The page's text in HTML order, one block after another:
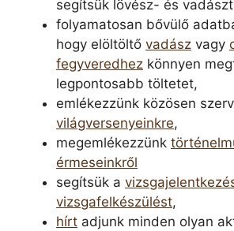
segítsük lövész- és
folyamatosan bővülő
hogy elöltöltő vadász vagy
fegyveredhez könnyen
legpontosabb töltetet,
emlékezzünk közösen
világversenyeinkre,
megemlékezzünk
érmeseinkről
segítsük a
vizsgafelkészülést,
hírt adjunk minden olyan